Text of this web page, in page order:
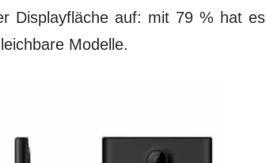
Displayfläche auf: mit 79 % hat es
Modelle.